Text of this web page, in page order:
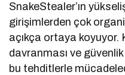
SnakeStealer’ın
girişimlerden çok
açıkça ortaya koyuyor.
davranması ve
bu tehditlerle